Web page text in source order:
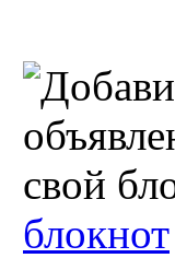
блокнот